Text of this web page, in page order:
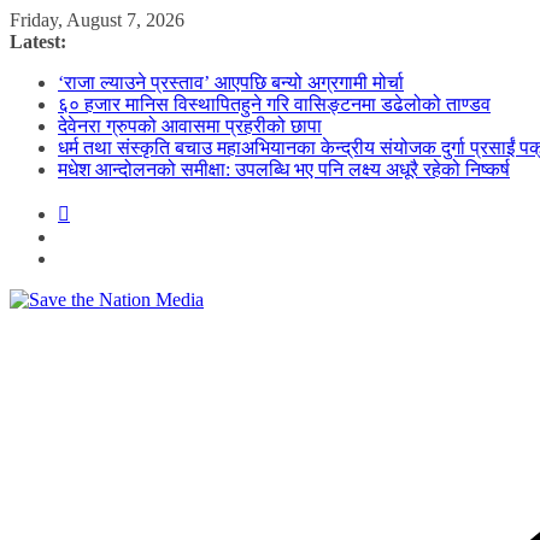
Skip
to
Friday, August 7, 2026
Latest:
‘राजा ल्याउने प्रस्ताव’ आएपछि बन्यो अग्रगामी मोर्चा
६० हजार मानिस विस्थापितहुने गरि वासिङ्टनमा डढेलोको ताण्डव
देवेनरा ग्रुपको आवासमा प्रहरीको छापा
धर्म तथा संस्कृति बचाउ महाअभियानका केन्द्रीय संयोजक दुर्गा प्रसाईं
मधेश आन्दोलनको समीक्षा: उपलब्धि भए पनि लक्ष्य अधूरै रहेको निष्कर्ष